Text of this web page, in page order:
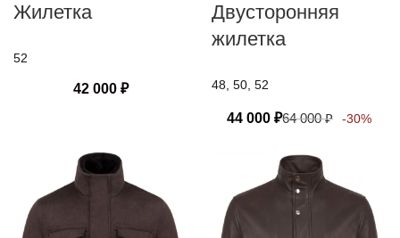
Жилетка
52
42 000 ₽
Двусторонняя
жилетка
48, 50, 52
44 000 ₽64 000₽ -30%